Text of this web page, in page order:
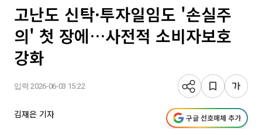
고난도 신탁·투자일임도 '손실주
의' 첫 장에…사전적 소비자보호
강화
입력 2026-06-03 15:22
김재은 기자 구글 선호매체 추가